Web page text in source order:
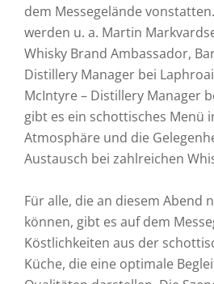
dem Messegelände
werden u. a. Martin
Whisky Brand Ambassador,
Distillery Manager bei
McIntyre – Distillery Manager
gibt es ein schottisches Menü
Atmosphäre und die
Austausch bei zahlreichen
Für alle, die an diesem Abend
können, gibt es auf dem
Köstlichkeiten aus der
Küche, die eine optimale